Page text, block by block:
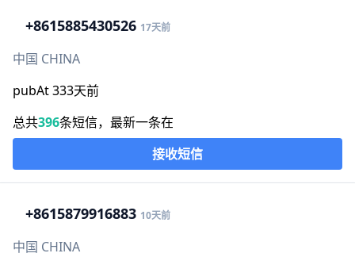
+8615885430526 17天前
中国 CHINA
pubAt 333天前
总共396条短信，最新一条在
接收短信
+8615879916883 10天前
中国 CHINA